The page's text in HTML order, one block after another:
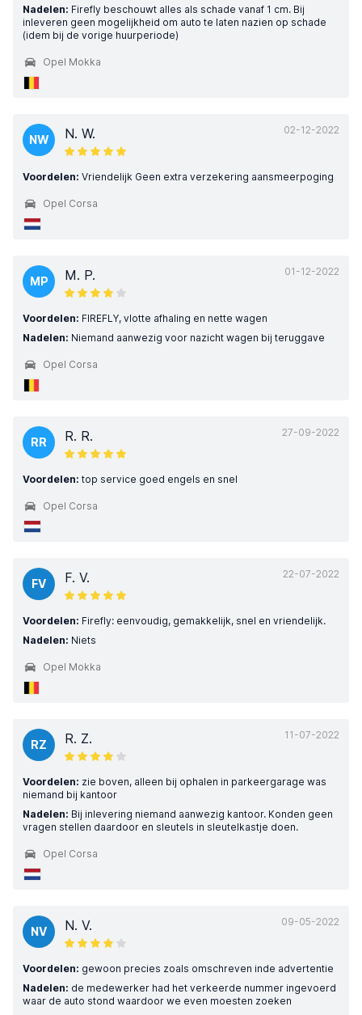
Nadelen: Firefly beschouwt alles als schade vanaf 1 cm. Bij
inleveren geen mogelijkheid om auto te laten nazien op schade
(idem bij de vorige huurperiode)
Opel Mokka
02-12-2022
NW N. W.
Voordelen: Vriendelijk Geen extra verzekering aansmeerpoging
Opel Corsa
01-12-2022
MP M. P.
Voordelen: FIREFLY, vlotte afhaling en nette wagen
Nadelen: Niemand aanwezig voor nazicht wagen bij teruggave
Opel Corsa
27-09-2022
RR R. R.
Voordelen: top service goed engels en snel
Opel Corsa
22-07-2022
FV F. V.
Voordelen: Firefly: eenvoudig, gemakkelijk, snel en vriendelijk.
Nadelen: Niets
Opel Mokka
11-07-2022
RZ R. Z.
Voordelen: zie boven, alleen bij ophalen in parkeergarage was
niemand bij kantoor
Nadelen: Bij inlevering niemand aanwezig kantoor. Konden geen
vragen stellen daardoor en sleutels in sleutelkastje doen.
Opel Corsa
09-05-2022
NV N. V.
Voordelen: gewoon precies zoals omschreven inde advertentie
Nadelen: de medewerker had het verkeerde nummer ingevoerd
waar de auto stond waardoor we even moesten zoeken